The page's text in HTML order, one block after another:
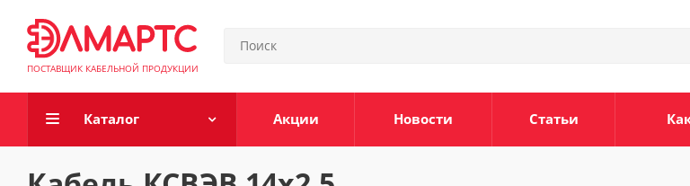
ПОСТАВЩИК КАБЕЛЬНОЙ ПРОДУКЦИИ
Каталог Акции Новости Статьи